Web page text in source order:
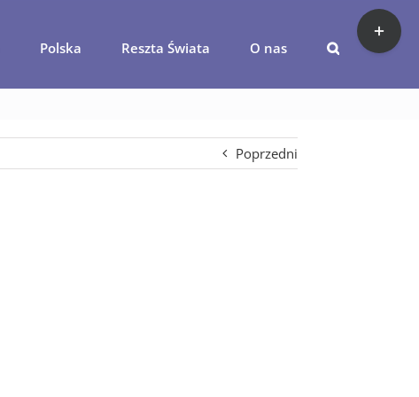
Polska Reszta Świata O nas
Poprzedni
Toggle
Sliding
Bar